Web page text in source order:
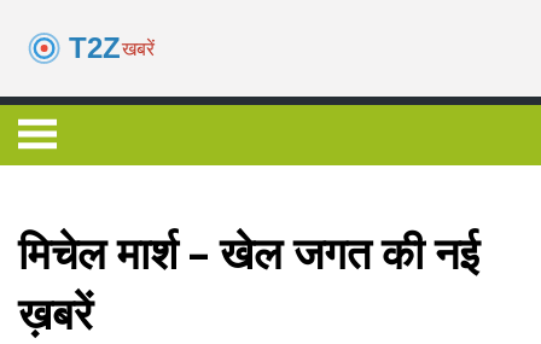
मिचेल मार्श – खेल जगत की नई
ख़बरें